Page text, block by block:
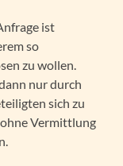
ist
so
zu wollen.
nur durch
sich zu
Vermittlung